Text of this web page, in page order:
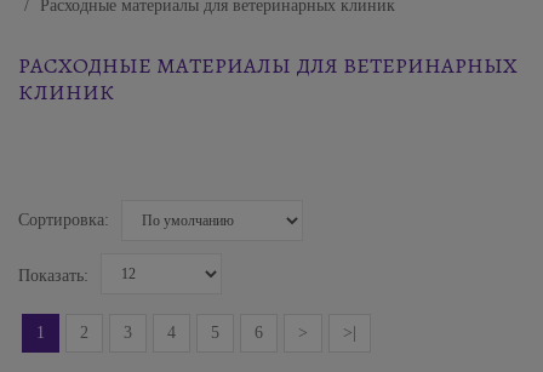
Расходные материалы для ветеринарных клиник
РАСХОДНЫЕ МАТЕРИАЛЫ ДЛЯ ВЕТЕРИНАРНЫХ
КЛИНИК
Сортировка:
Показать:
1 2 3 4 5 6 > >|